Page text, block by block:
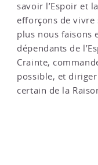
savoir l’Espoir et
efforçons de vivre
plus nous faisons
dépendants de
Crainte,
possible, et
certain de la